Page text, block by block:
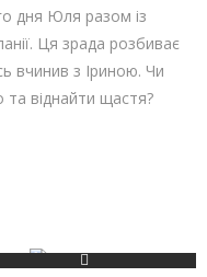
дня Юля разом із
Ця зрада розбиває
вчинив з Іриною. Чи
віднайти щастя?